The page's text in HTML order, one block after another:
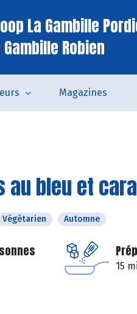
La Gambille
Gambille Robien
Magazines
au bleu et
Végétarien Automne
15